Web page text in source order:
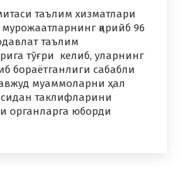
таълим хизматлари
қарийб 96
таълим
тўғри келиб, уларнинг
бораётганлиги сабабли
муаммоларни ҳал
таклифларини
органларга юборди